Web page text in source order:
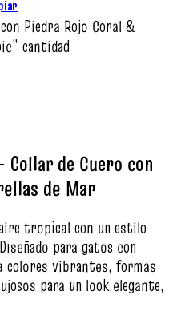
Piedra Rojo Coral &
cantidad
de Cuero con
de Mar
tropical con un estilo
para gatos con
colores vibrantes, formas
para un look elegante,